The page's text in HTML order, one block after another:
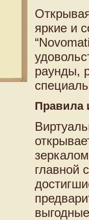
яркие и
раунды,
Правила
главной